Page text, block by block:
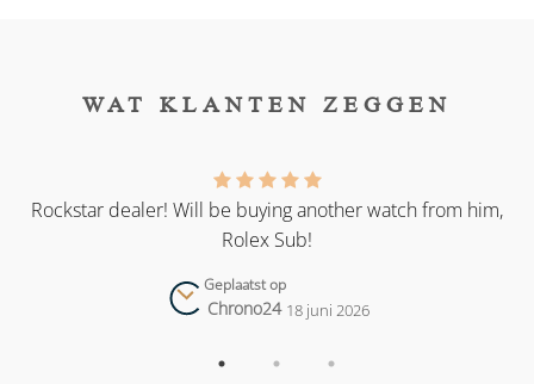
WAT KLANTEN ZEGGEN
Rockstar dealer! Will be buying another watch from him,
Rolex Sub!
Geplaatst op
Chrono24 18 juni 2026